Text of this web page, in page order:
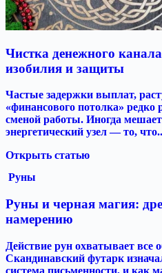
Чистка денежного
изобилия и защиты
Частые задержки выплат,
«финансового потолка»
сменой работы. Иногда
энергетический узел — то,
Открыть статью
Руны
Руны и черная магия:
намерению
Действие рун охватывает все
Скандинавский футарк
система письменности, и как